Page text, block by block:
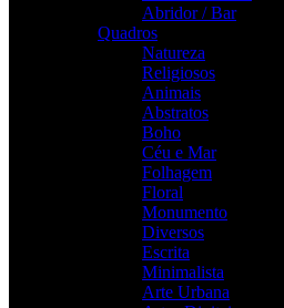
Abridor / Bar
Quadros
Natureza
Religiosos
Animais
Abstratos
Boho
Céu e Mar
Folhagem
Floral
Monumento
Diversos
Escrita
Minimalista
Arte Urbana